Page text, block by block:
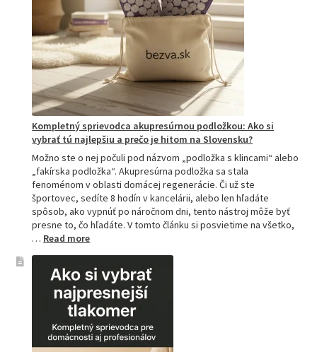
Kompletný sprievodca akupresúrnou podložkou: Ako si
vybrať tú najlepšiu a prečo je hitom na Slovensku?
Možno ste o nej počuli pod názvom „podložka s klincami“ alebo
„fakírska podložka“. Akupresúrna podložka sa stala
fenoménom v oblasti domácej regenerácie. Či už ste
športovec, sedíte 8 hodín v kancelárii, alebo len hľadáte
spôsob, ako vypnúť po náročnom dni, tento nástroj môže byť
presne to, čo hľadáte. V tomto článku si posvietime na všetko,
… Read more:
akupresúrnou
podložkou:
Ako
si
vybrať
tú